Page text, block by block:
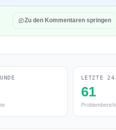
Zu den Kommentaren springen
LETZTE 24
61